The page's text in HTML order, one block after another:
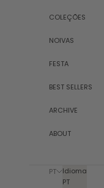
COLEÇÕES
NOIVAS
FESTA
BEST SELLERS
ARCHIVE
ABOUT
PT
Idioma
PT